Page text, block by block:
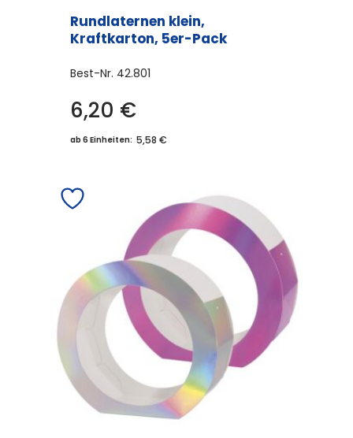
Rundlaternen klein,
Kraftkarton, 5er-Pack
Best-Nr. 42.801
6,20 €
ab 6 Einheiten: 5,58 €